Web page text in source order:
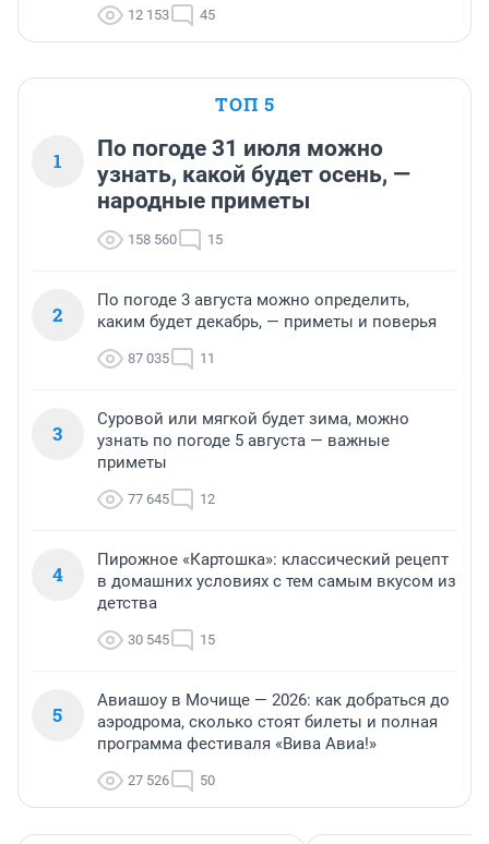
12 153 45
ТОП 5
1
По погоде 31 июля можно
узнать, какой будет осень, —
народные приметы
158 560 15
2
По погоде 3 августа можно определить,
каким будет декабрь, — приметы и поверья
87 035 11
3
Суровой или мягкой будет зима, можно
узнать по погоде 5 августа — важные
приметы
77 645 12
4
Пирожное «Картошка»: классический рецепт
в домашних условиях с тем самым вкусом из
детства
30 545 15
5
Авиашоу в Мочище — 2026: как добраться до
аэродрома, сколько стоят билеты и полная
программа фестиваля «Вива Авиа!»
27 526 50